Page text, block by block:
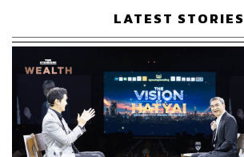
LATEST STORIES